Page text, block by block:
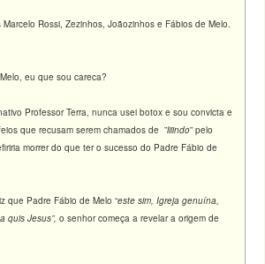
Rossi, Zezinhos, Joãozinhos e Fábios de Melo.
eu que sou careca?
Professor Terra, nunca usei botox e sou convicta e
que recusam serem chamados de ”liiindo” pelo
morrer do que ter o sucesso do Padre Fábio de
que Padre Fábio de Melo “este sim, Igreja genuína,
quis Jesus”,o senhor começa a revelar a origem de